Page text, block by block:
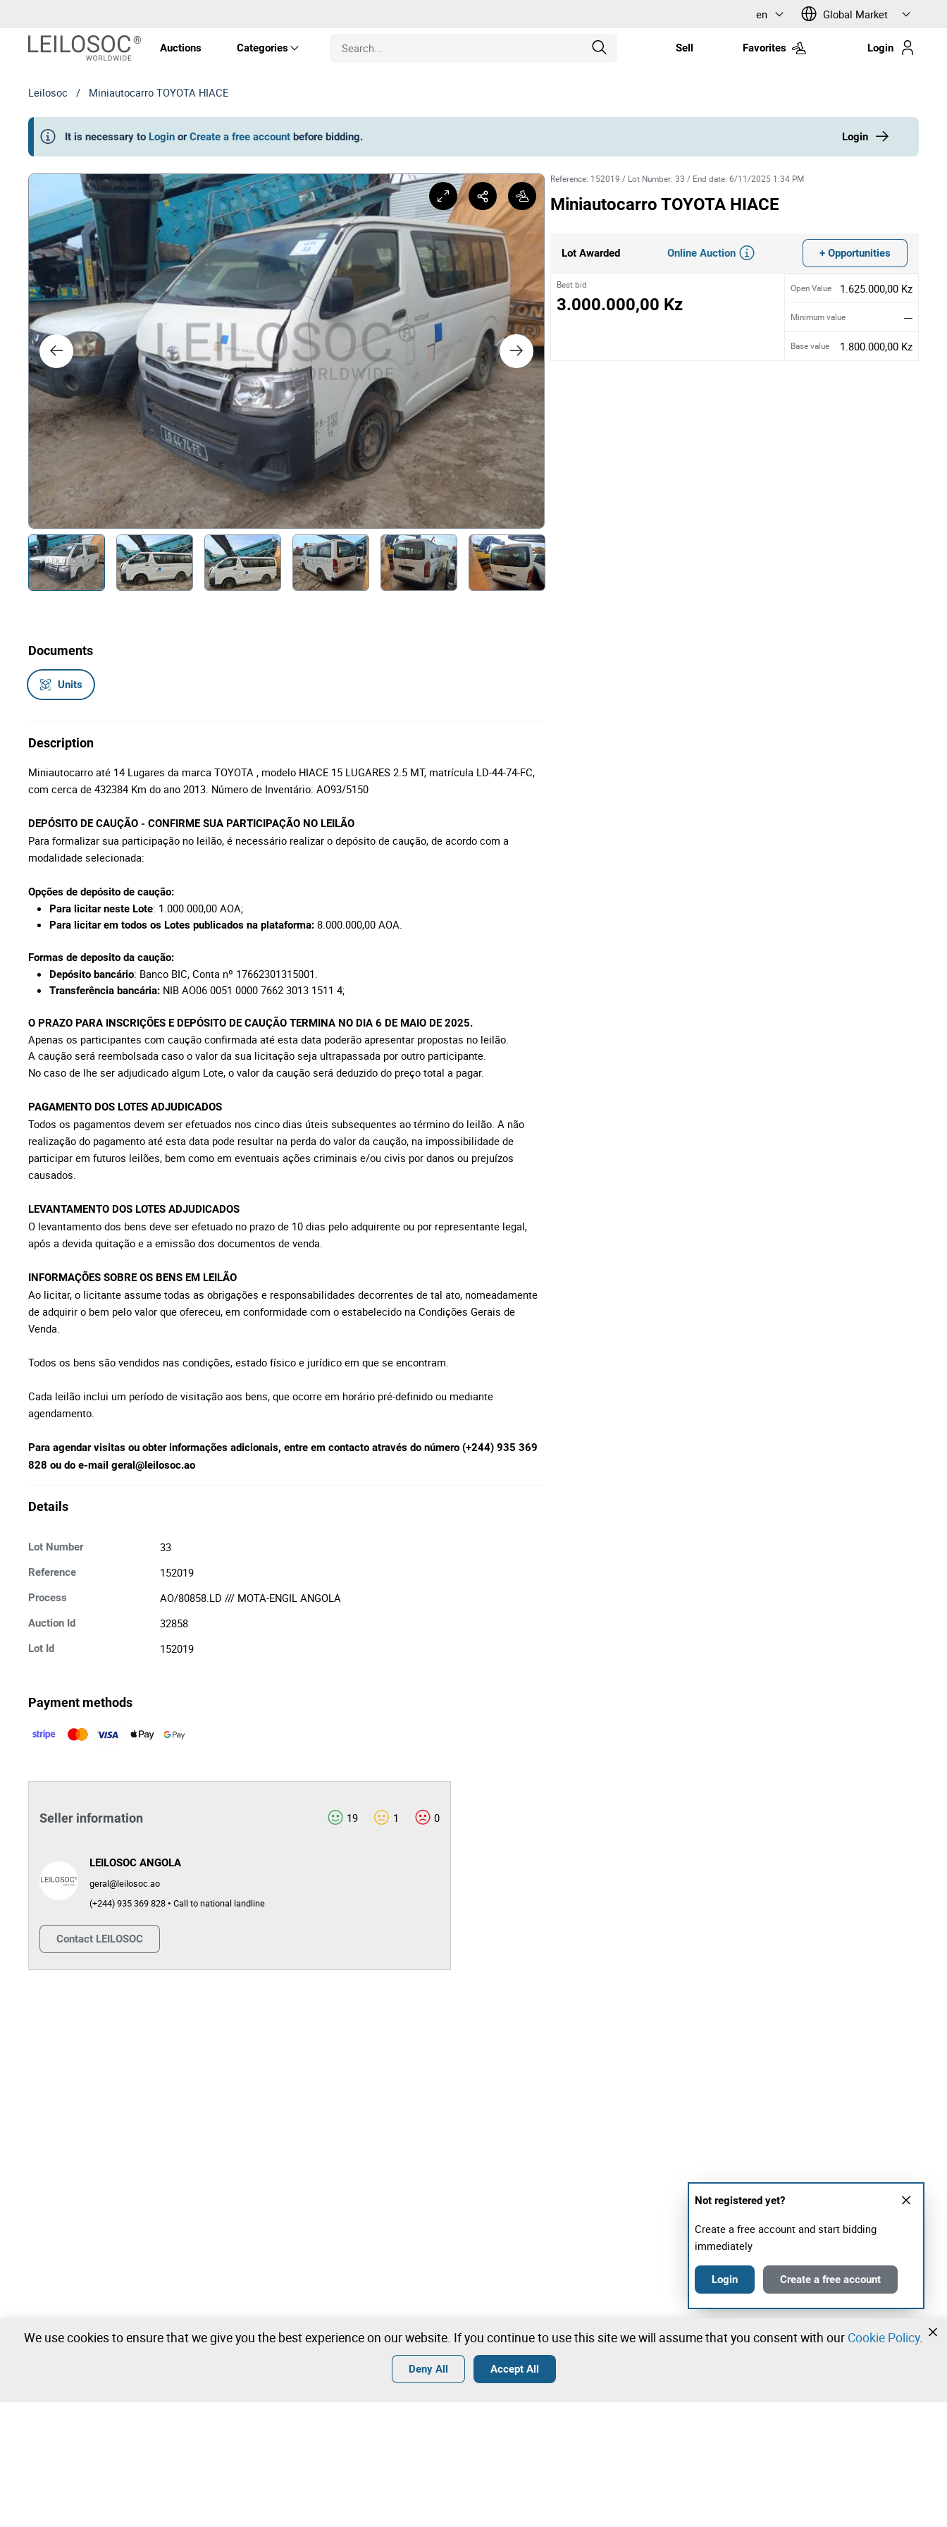
en Global Market
Auctions Categories
Vehicles
Equipment
Machines
Art and Collectibles
Rights
Technology
Furniture and Decoration
Nautical
Others
Sell Favorites Login
Leilosoc / Miniautocarro TOYOTA HIACE
It is necessary to Login or Create a free account before bidding. Login
Documents
Units
Description
Miniautocarro até 14 Lugares da marca TOYOTA , modelo HIACE 15 LUGARES 2.5 MT, matrícula LD-44-74-FC,
com cerca de 432384 Km do ano 2013. Número de Inventário: AO93/5150
DEPÓSITO DE CAUÇÃO - CONFIRME SUA PARTICIPAÇÃO NO LEILÃO
Para formalizar sua participação no leilão, é necessário realizar o depósito de caução, de acordo com a
modalidade selecionada:
Opções de depósito de caução:
Para licitar neste Lote: 1.000.000,00 AOA;
Para licitar em todos os Lotes publicados na plataforma: 8.000.000,00 AOA.
Formas de deposito da caução:
Depósito bancário: Banco BIC, Conta nº 17662301315001.
Transferência bancária: NIB AO06 0051 0000 7662 3013 1511 4;
O PRAZO PARA INSCRIÇÕES E DEPÓSITO DE CAUÇÃO TERMINA NO DIA 6 DE MAIO DE 2025.
Apenas os participantes com caução confirmada até esta data poderão apresentar propostas no leilão.
A caução será reembolsada caso o valor da sua licitação seja ultrapassada por outro participante.
No caso de lhe ser adjudicado algum Lote, o valor da caução será deduzido do preço total a pagar.
PAGAMENTO DOS LOTES ADJUDICADOS
Todos os pagamentos devem ser efetuados nos cinco dias úteis subsequentes ao término do leilão. A não
realização do pagamento até esta data pode resultar na perda do valor da caução, na impossibilidade de
participar em futuros leilões, bem como em eventuais ações criminais e/ou civis por danos ou prejuízos
causados.
LEVANTAMENTO DOS LOTES ADJUDICADOS
O levantamento dos bens deve ser efetuado no prazo de 10 dias pelo adquirente ou por representante legal,
após a devida quitação e a emissão dos documentos de venda.
INFORMAÇÕES SOBRE OS BENS EM LEILÃO
Ao licitar, o licitante assume todas as obrigações e responsabilidades decorrentes de tal ato, nomeadamente
de adquirir o bem pelo valor que ofereceu, em conformidade com o estabelecido na Condições Gerais de
Venda.
Todos os bens são vendidos nas condições, estado físico e jurídico em que se encontram.
Cada leilão inclui um período de visitação aos bens, que ocorre em horário pré-definido ou mediante
agendamento.
Para agendar visitas ou obter informações adicionais, entre em contacto através do número (+244) 935 369
828 ou do e-mail geral@leilosoc.ao
Details
Lot Number 33
Reference 152019
Process AO/80858.LD /// MOTA-ENGIL ANGOLA
Auction Id 32858
Lot Id 152019
Reference: 152019 / Lot Number:33 / End date:6/11/2025 1:34 PM
Miniautocarro TOYOTA HIACE
Lot Awarded Online Auction + Opportunities
Best bid
3.000.000,00 Kz
Open Value 1.625.000,00 Kz
Minimum value ---
Base value 1.800.000,00 Kz
Payment methods
Seller information 19 1 0
LEILOSOC ANGOLA
geral@leilosoc.ao
(+244) 935 369 828 • Call to national landline
Contact LEILOSOC
Not registered yet?
Create a free account and start bidding
immediately
Login Create a free account
We use cookies to ensure that we give you the best experience on our website. If you continue to use this site we will assume that you consent with our Cookie Policy.
Deny All Accept All